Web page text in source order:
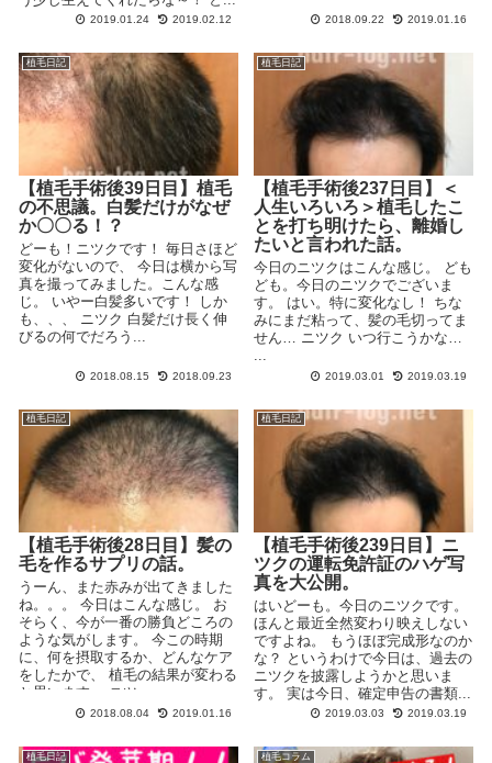
2019.01.24 2019.02.12 2018.09.22 2019.01.16
植毛日記
【植毛手術後39日目】植毛
の不思議。白髪だけがなぜ
か〇〇る！？
どーも！ニツクです！ 毎日さほど
変化がないので、 今日は横から写
真を撮ってみました。こんな感
じ。 いやー白髪多いです！ しか
も、、、 ニツク 白髪だけ長く伸
びるの何でだろう...
2018.08.15 2018.09.23
植毛日記
【植毛手術後237日目】＜
人生いろいろ＞植毛したこ
とを打ち明けたら、離婚し
たいと言われた話。
今日のニツクはこんな感じ。 ども
ども。今日のニツクでございま
す。 はい。特に変化なし！ ちな
みにまだ粘って、髪の毛切ってま
せん… ニツク いつ行こうかな…
...
2019.03.01 2019.03.19
植毛日記
【植毛手術後28日目】髪の
毛を作るサプリの話。
うーん、また赤みが出てきました
ね。。。 今日はこんな感じ。 お
そらく、今が一番の勝負どころの
ような気がします。 今この時期
に、何を摂取するか、どんなケア
をしたかで、 植毛の結果が変わる
と思います。 ニツ...
2018.08.04 2019.01.16
植毛日記
【植毛手術後239日目】ニ
ツクの運転免許証のハゲ写
真を大公開。
はいどーも。今日のニツクです。
ほんと最近全然変わり映えしない
ですよね。 もうほぼ完成形なのか
な？ というわけで今日は、過去の
ニツクを披露しようかと思いま
す。 実は今日、確定申告の書類...
2019.03.03 2019.03.19
植毛日記 植毛コラム